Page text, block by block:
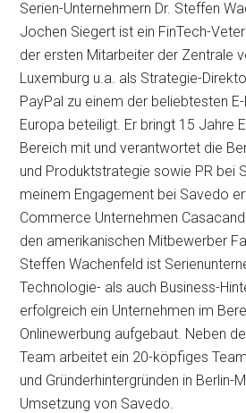
Serien-Unternehmern Dr. Steffen
Jochen Siegert ist ein FinTech-
der ersten Mitarbeiter der Zentrale
Luxemburg u.a. als Strategie-
PayPal zu einem der beliebtesten
Europa beteiligt. Er bringt 15 Jahre
Bereich mit und verantwortet die
und Produktstrategie sowie PR bei
meinem Engagement bei Savedo
Commerce Unternehmen
den amerikanischen Mitbewerber
Steffen Wachenfeld ist
Technologie- als auch Business-
erfolgreich ein Unternehmen im
Onlinewerbung aufgebaut. Neben
Team arbeitet ein 20-köpfiges
und Gründerhintergründen in Berlin-
Umsetzung von Savedo.